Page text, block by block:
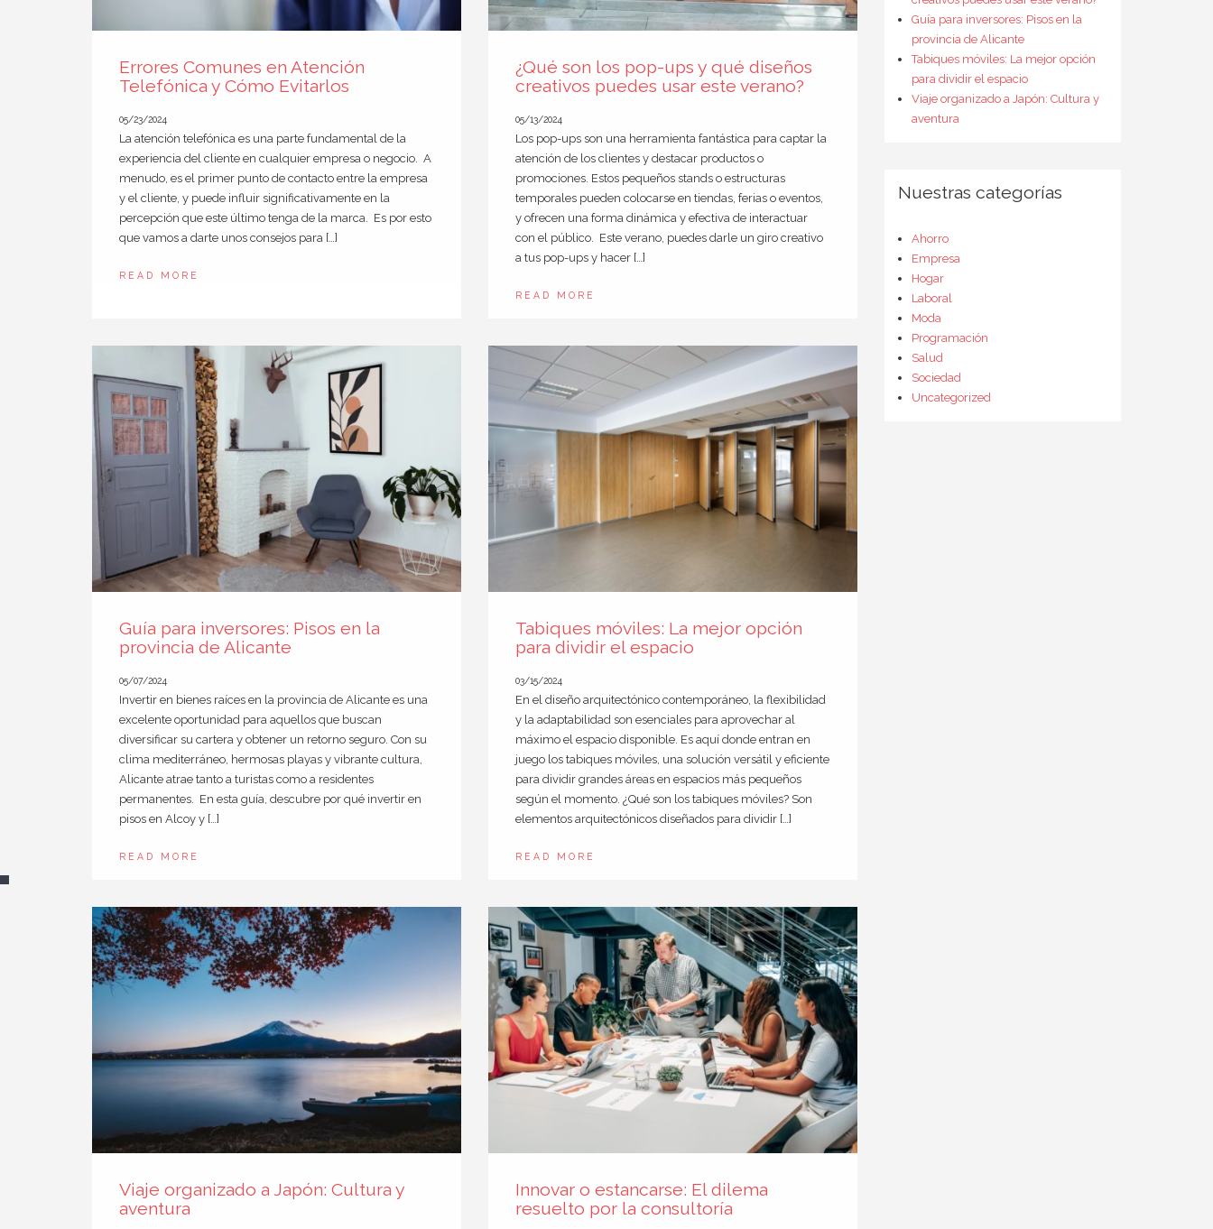
Errores Comunes en Atención
Telefónica y Cómo Evitarlos
05/23/2024
La atención telefónica es una parte fundamental de la
experiencia del cliente en cualquier empresa o negocio. A
menudo, es el primer punto de contacto entre la empresa
y el cliente, y puede influir significativamente en la
percepción que este último tenga de la marca. Es por esto
que vamos a darte unos consejos para […]
READ MORE
¿Qué son los pop-ups y qué diseños
creativos puedes usar este verano?
05/13/2024
Los pop-ups son una herramienta fantástica para captar la
atención de los clientes y destacar productos o
promociones. Estos pequeños stands o estructuras
temporales pueden colocarse en tiendas, ferias o eventos,
y ofrecen una forma dinámica y efectiva de interactuar
con el público. Este verano, puedes darle un giro creativo
a tus pop-ups y hacer […]
READ MORE
Guía para inversores: Pisos en la
provincia de Alicante
05/07/2024
Invertir en bienes raíces en la provincia de Alicante es una
excelente oportunidad para aquellos que buscan
diversificar su cartera y obtener un retorno seguro. Con su
clima mediterráneo, hermosas playas y vibrante cultura,
Alicante atrae tanto a turistas como a residentes
permanentes. En esta guía, descubre por qué invertir en
pisos en Alcoy y […]
READ MORE
Tabiques móviles: La mejor opción
para dividir el espacio
03/15/2024
En el diseño arquitectónico contemporáneo, la flexibilidad
y la adaptabilidad son esenciales para aprovechar al
máximo el espacio disponible. Es aquí donde entran en
juego los tabiques móviles, una solución versátil y eficiente
para dividir grandes áreas en espacios más pequeños
según el momento. ¿Qué son los tabiques móviles? Son
elementos arquitectónicos diseñados para dividir […]
READ MORE
Viaje organizado a Japón: Cultura y
aventura
Innovar o estancarse: El dilema
resuelto por la consultoría
Guía para inversores: Pisos en la
provincia de Alicante
Tabiques móviles: La mejor opción
para dividir el espacio
Viaje organizado a Japón: Cultura y
aventura
Nuestras categorías
Ahorro
Empresa
Hogar
Laboral
Moda
Programación
Salud
Sociedad
Uncategorized